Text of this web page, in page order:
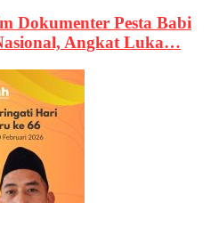
Dokumenter Pesta Babi
Angkat Luka…